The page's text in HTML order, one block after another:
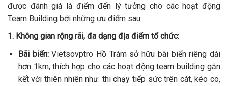
được đánh giá là điểm đến lý tưởng cho các hoạt động
Team Building bởi những ưu điểm sau:
1. Không gian rộng rãi, đa dạng địa điểm tổ chức:
Bãi biển:Vietsovptro Hồ Tràm sở hữu bãi biển riêng dài
hơn 1km, thích hợp cho các hoạt động team building gắn
kết với thiên nhiên như: thi chạy tiếp sức trên cát, kéo co,